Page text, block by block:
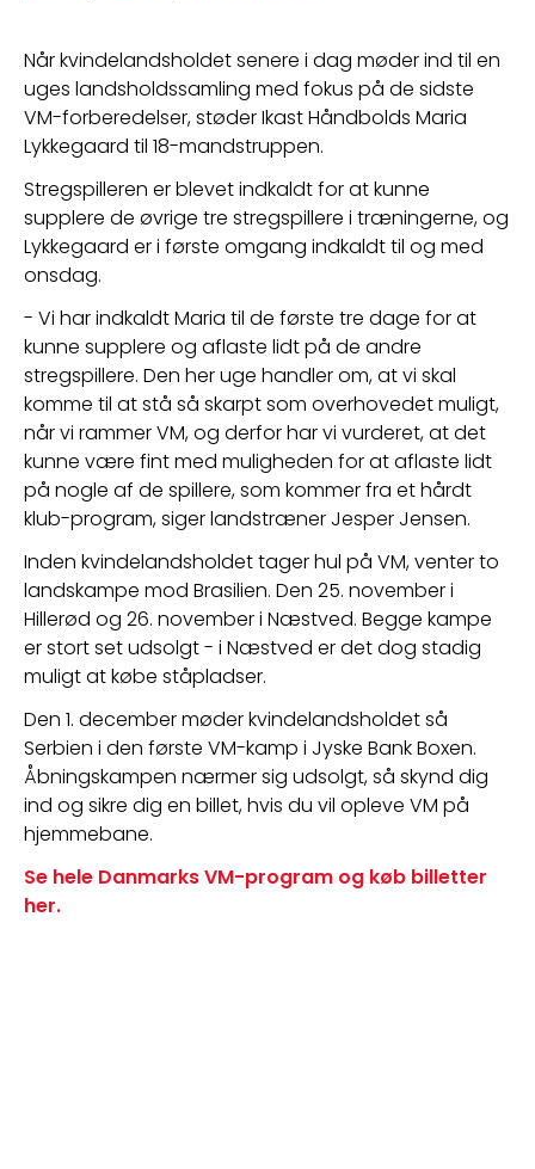
Når kvindelandsholdet senere i dag møder ind til en
uges landsholdssamling med fokus på de sidste
VM-forberedelser, støder Ikast Håndbolds Maria
Lykkegaard til 18-mandstruppen.
Stregspilleren er blevet indkaldt for at kunne
supplere de øvrige tre stregspillere i træningerne, og
Lykkegaard er i første omgang indkaldt til og med
onsdag.
- Vi har indkaldt Maria til de første tre dage for at
kunne supplere og aflaste lidt på de andre
stregspillere. Den her uge handler om, at vi skal
komme til at stå så skarpt som overhovedet muligt,
når vi rammer VM, og derfor har vi vurderet, at det
kunne være fint med muligheden for at aflaste lidt
på nogle af de spillere, som kommer fra et hårdt
klub-program, siger landstræner Jesper Jensen.
Inden kvindelandsholdet tager hul på VM, venter to
landskampe mod Brasilien. Den 25. november i
Hillerød og 26. november i Næstved. Begge kampe
er stort set udsolgt - i Næstved er det dog stadig
muligt at købe ståpladser.
Den 1. december møder kvindelandsholdet så
Serbien i den første VM-kamp i Jyske Bank Boxen.
Åbningskampen nærmer sig udsolgt, så skynd dig
ind og sikre dig en billet, hvis du vil opleve VM på
hjemmebane.
Se hele Danmarks VM-program og køb billetter
her.